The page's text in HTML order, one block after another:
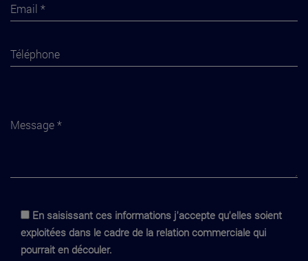
En saisissant ces informations j'accepte qu'elles soient
exploitées dans le cadre de la relation commerciale qui
pourrait en découler.